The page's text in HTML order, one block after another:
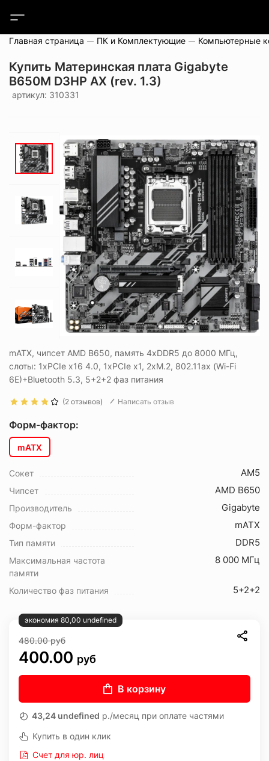
Главная страница ПК и Комплектующие Компьютерные
Купить Материнская плата Gigabyte
B650M D3HP AX (rev. 1.3)
артикул: 310331
mATX, чипсет AMD B650, память 4xDDR5 до 8000 МГц,
слоты: 1xPCIe x16 4.0, 1xPCIe x1, 2xM.2, 802.11ax (Wi-Fi
6E)+Bluetooth 5.3, 5+2+2 фаз питания
(2 отзывов) Написать отзыв
Форм-фактор:
mATX
Сокет AM5
Чипсет AMD B650
Производитель Gigabyte
Форм-фактор mATX
Тип памяти DDR5
Максимальная частота
памяти
8 000 МГц
Количество фаз питания 5+2+2
экономия 80,00 undefined
480.00руб
400.00 руб
В корзину
43,24 undefined р./месяц при оплате частями
Купить в один клик
Счет для юр. лиц